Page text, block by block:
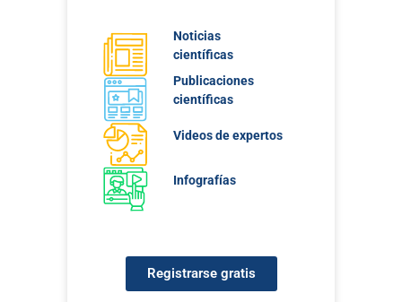
Noticias
científicas
Publicaciones
científicas
Videos de expertos
Infografías
Registrarse gratis